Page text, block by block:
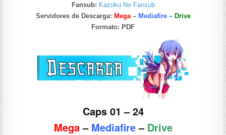
Fansub: Kazoku No Fansub
Servidores de Descarga: Mega– Mediafire – Drive
Formato: PDF
Caps 01 – 24
Mega – Mediafire– Drive